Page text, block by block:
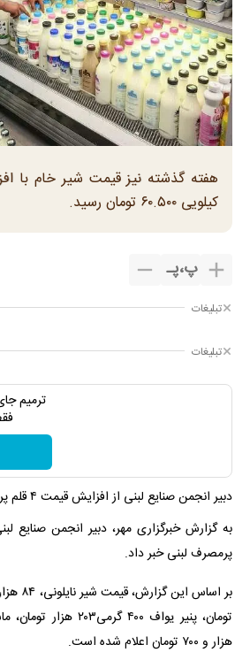
کیلویی ۶۰.۵۰۰ تومان رسید.
پ،پـ
تبلیغات
تبلیغات
ترمیم
فقط
دبیر انجمن صنایع لبنی از افزایش قیمت ۴ قلم پرمصرف لبنی خبر داد.
پرمصرف لبنی خبر داد.
هزار و ۷۰۰ تومان اعلام شده است.